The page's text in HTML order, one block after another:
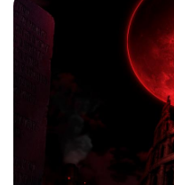
Фильмы
Статьи
Новости
Подборки